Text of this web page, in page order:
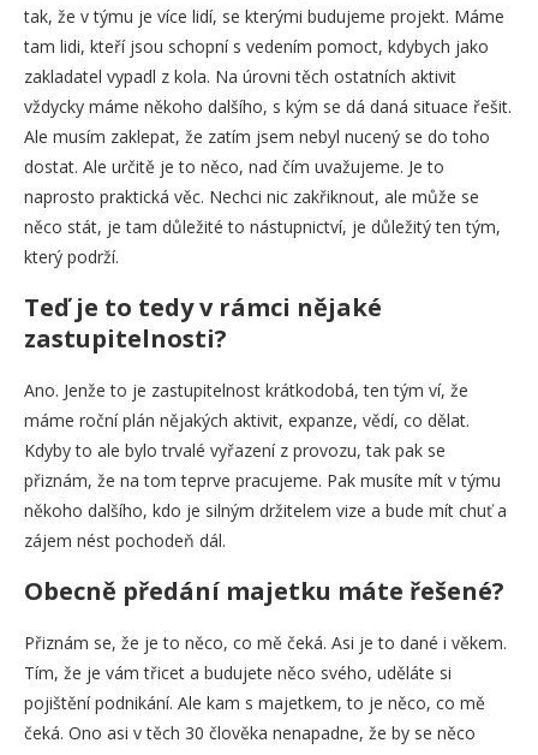
tak, že v týmu je více lidí, se kterými budujeme projekt. Máme
tam lidi, kteří jsou schopní s vedením pomoct, kdybych jako
zakladatel vypadl z kola. Na úrovni těch ostatních aktivit
vždycky máme někoho dalšího, s kým se dá daná situace řešit.
Ale musím zaklepat, že zatím jsem nebyl nucený se do toho
dostat. Ale určitě je to něco, nad čím uvažujeme. Je to
naprosto praktická věc. Nechci nic zakřiknout, ale může se
něco stát, je tam důležité to nástupnictví, je důležitý ten tým,
který podrží.
Teď je to tedy v rámci nějaké
zastupitelnosti?
Ano. Jenže to je zastupitelnost krátkodobá, ten tým ví, že
máme roční plán nějakých aktivit, expanze, vědí, co dělat.
Kdyby to ale bylo trvalé vyřazení z provozu, tak pak se
přiznám, že na tom teprve pracujeme. Pak musíte mít v týmu
někoho dalšího, kdo je silným držitelem vize a bude mít chuť a
zájem nést pochodeň dál.
Obecně předání majetku máte řešené?
Přiznám se, že je to něco, co mě čeká. Asi je to dané i věkem.
Tím, že je vám třicet a budujete něco svého, uděláte si
pojištění podnikání. Ale kam s majetkem, to je něco, co mě
čeká. Ono asi v těch 30 člověka nenapadne, že by se něco